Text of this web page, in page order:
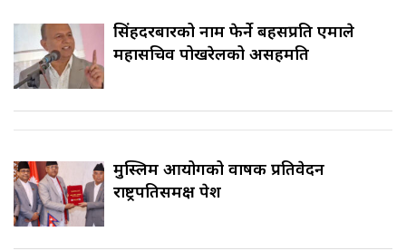
सिंहदरबारको नाम फेर्ने बहसप्रति एमाले
महासचिव पोखरेलको असहमति
मुस्लिम आयोगको वार्षिक प्रतिवेदन
राष्ट्रपतिसमक्ष पेश